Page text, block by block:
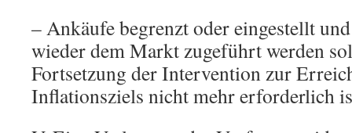
– Ankäufe begrenzt oder eingestellt
wieder dem Markt zugeführt werden
Fortsetzung der Intervention zur
Inflationsziels nicht mehr erforderlich